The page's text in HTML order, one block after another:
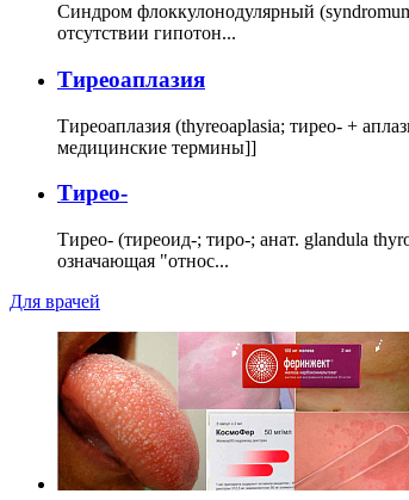
Синдром флоккулонодулярный
отсутствии гипотон...
Тиреоаплазия
Тиреоаплазия (thyreoaplasia; тирео- +
медицинские термины]]
Тирео-
Тирео- (тиреоид-; тиро-; анат. glandula
означающая "относ...
Для врачей